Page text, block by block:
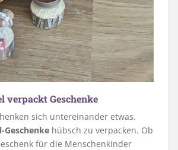
verpackt Geschenke
sich untereinander etwas.
Geschenke hübsch zu verpacken. Ob
für die Menschenkinder